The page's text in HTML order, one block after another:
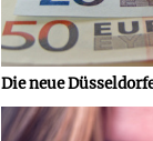
Die neue